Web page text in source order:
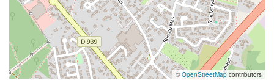
©OpenStreetMap contributors